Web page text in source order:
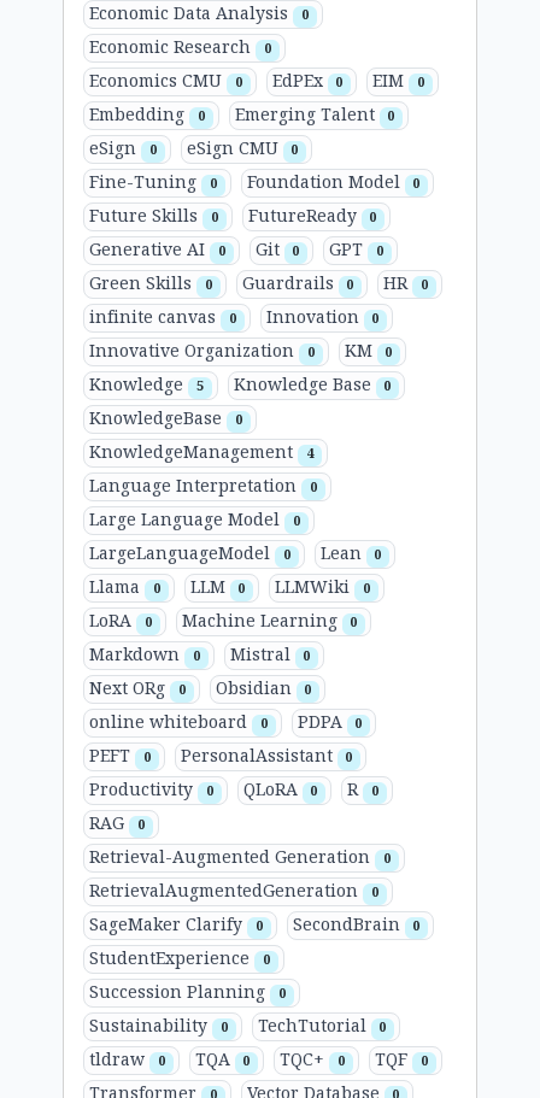
Economic Data Analysis 0
Economic Research 0
Economics CMU 0 EdPEx 0 EIM 0
Embedding 0 Emerging Talent 0
eSign 0 eSign CMU 0
Fine-Tuning 0 Foundation Model 0
Future Skills 0 FutureReady 0
Generative AI 0 Git 0 GPT 0
Green Skills 0 Guardrails 0 HR 0
infinite canvas 0 Innovation 0
Innovative Organization 0 KM 0
Knowledge 5 Knowledge Base 0
KnowledgeBase 0
KnowledgeManagement 4
Language Interpretation 0
Large Language Model 0
LargeLanguageModel 0 Lean 0
Llama 0 LLM 0 LLMWiki 0
LoRA 0 Machine Learning 0
Markdown 0 Mistral 0
Next ORg 0 Obsidian 0
online whiteboard 0 PDPA 0
PEFT 0 PersonalAssistant 0
Productivity 0 QLoRA 0 R 0
RAG 0
Retrieval-Augmented Generation 0
RetrievalAugmentedGeneration 0
SageMaker Clarify 0 SecondBrain 0
StudentExperience 0
Succession Planning 0
Sustainability 0 TechTutorial 0
tldraw 0 TQA 0 TQC+ 0 TQF 0